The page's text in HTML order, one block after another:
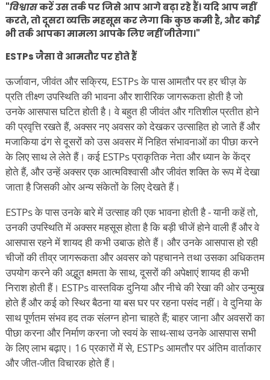
"विश्वासकरें उस तर्क पर जिसे आप आगे बढ़ा रहे हैं। यदि आप नहीं
करते, तो दूसरा व्यक्ति महसूस कर लेगा कि कुछ कमी है, और कोई
भी तर्क आपका मामला आपके लिए नहीं जीतेगा।"
ESTPs जैसा वे आमतौर पर होते हैं
ऊर्जावान, जीवंत और सक्रिय, ESTPs के पास आमतौर पर हर चीज़ के
प्रति तीक्ष्ण उपस्थिति की भावना और शारीरिक जागरूकता होती है जो
उनके आसपास घटित होती है। वे बहुत ही जीवंत और गतिशील प्रतीत होने
की प्रवृत्ति रखते हैं, अक्सर नए अवसर को देखकर उत्साहित हो जाते हैं और
मजाकिया ढंग से दूसरों को उस अवसर में निहित संभावनाओं का पीछा करने
के लिए साथ ले लेते हैं। कई ESTPs प्राकृतिक नेता और ध्यान के केंद्र
होते हैं, और उन्हें अक्सर एक आत्मविश्वासी और जीवंत शक्ति के रूप में देखा
जाता है जिसकी ओर अन्य संकेतों के लिए देखते हैं।
ESTPs के पास उनके बारे में उत्साह की एक भावना होती है - यानी कहें तो,
उनकी उपस्थिति में अक्सर महसूस होता है कि बड़ी चीजें होने वाली हैं और वे
आसपास रहने में शायद ही कभी उबाऊ होते हैं। और उनके आसपास हो रही
चीजों की तीव्र जागरूकता और अवसर को पहचानने तथा उसका अधिकतम
उपयोग करने की अद्भुत क्षमता के साथ, दूसरों की अपेक्षाएं शायद ही कभी
निराश होती हैं। ESTPs वास्तविक दुनिया और नीचे की रेखा की ओर उन्मुख
होते हैं और कई को स्थिर बैठना या बस घर पर रहना पसंद नहीं। वे दुनिया के
साथ पूर्णतम संभव हद तक संलग्न होना चाहते हैं; बाहर जाना और अवसरों का
पीछा करना और निर्माण करना जो स्वयं के साथ-साथ उनके आसपास सभी
के लिए लाभ बढ़ाए। 16 प्रकारों में से, ESTPs आमतौर पर अंतिम वार्ताकार
और जीत-जीत विचारक होते हैं।